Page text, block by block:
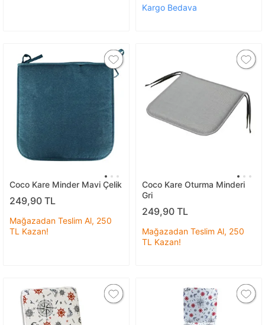
Kargo Bedava
Coco Kare Minder Mavi Çelik
249,90 TL
Mağazadan Teslim Al, 250
TL Kazan!
Coco Kare Oturma Minderi
Gri
249,90 TL
Mağazadan Teslim Al, 250
TL Kazan!